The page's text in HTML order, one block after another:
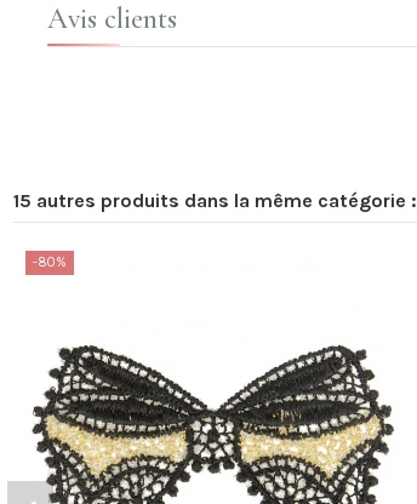
Avis clients
15 autres produits dans la même catégorie :
-80%